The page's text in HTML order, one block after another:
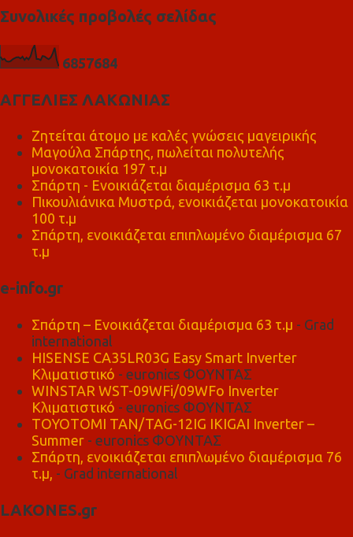
Συνολικές προβολές σελίδας
6857684
ΑΓΓΕΛΙΕΣ ΛΑΚΩΝΙΑΣ
Ζητείται άτομο με καλές γνώσεις μαγειρικής
Μαγούλα Σπάρτης, πωλείται πολυτελής
μονοκατοικία 197 τ.μ
Σπάρτη - Ενοικιάζεται διαμέρισμα 63 τ.μ
Πικουλιάνικα Μυστρά, ενοικιάζεται μονοκατοικία
100 τ.μ
Σπάρτη, ενοικιάζεται επιπλωμένο διαμέρισμα 67
τ.μ
e-info.gr
Σπάρτη – Ενοικιάζεται διαμέρισμα 63 τ.μ - Grad
international
HISENSE CA35LR03G Easy Smart Inverter
Κλιματιστικό - euronics ΦΟΥΝΤΑΣ
WINSTAR WST-09WFi/09WFo Inverter
Κλιματιστικό - euronics ΦΟΥΝΤΑΣ
TOYOTOMI TAN/TAG-12IG IKIGAI Inverter –
Summer - euronics ΦΟΥΝΤΑΣ
Σπάρτη, ενοικιάζεται επιπλωμένο διαμέρισμα 76
τ.μ, - Grad international
LAKONES.gr